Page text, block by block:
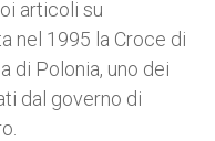
articoli su
nel 1995 la Croce di
di Polonia, uno dei
dal governo di